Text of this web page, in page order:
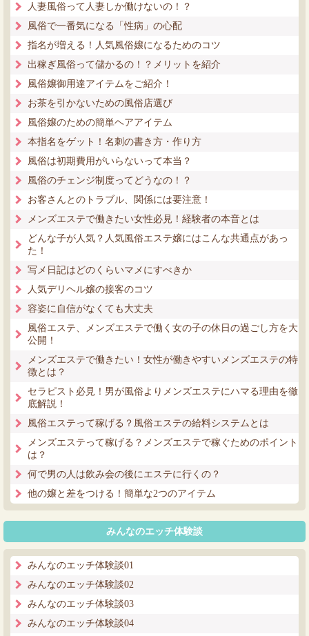
人妻風俗って人妻しか働けないの！？
風俗で一番気になる「性病」の心配
指名が増える！人気風俗嬢になるためのコツ
出稼ぎ風俗って儲かるの！？メリットを紹介
風俗嬢御用達アイテムをご紹介！
お茶を引かないための風俗店選び
風俗嬢のための簡単ヘアアイテム
本指名をゲット！名刺の書き方・作り方
風俗は初期費用がいらないって本当？
風俗のチェンジ制度ってどうなの！？
お客さんとのトラブル、関係には要注意！
メンズエステで働きたい女性必見！経験者の本音とは
どんな子が人気？人気風俗エステ嬢にはこんな共通点があっ
た！
写メ日記はどのくらいマメにすべきか
人気デリヘル嬢の接客のコツ
容姿に自信がなくても大丈夫
風俗エステ、メンズエステで働く女の子の休日の過ごし方を大
公開！
メンズエステで働きたい！女性が働きやすいメンズエステの特
徴とは？
セラピスト必見！男が風俗よりメンズエステにハマる理由を徹
底解説！
風俗エステって稼げる？風俗エステの給料システムとは
メンズエステって稼げる？メンズエステで稼ぐためのポイント
は？
何で男の人は飲み会の後にエステに行くの？
他の嬢と差をつける！簡単な2つのアイテム
みんなのエッチ体験談
みんなのエッチ体験談01
みんなのエッチ体験談02
みんなのエッチ体験談03
みんなのエッチ体験談04